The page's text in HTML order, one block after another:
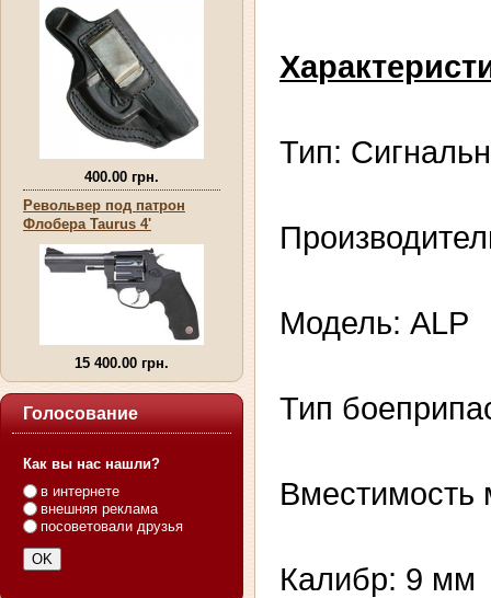
400.00 грн.
Револьвер под патрон
Флобера Taurus 4'
15 400.00 грн.
Голосование
Как вы нас нашли?
в интернете
внешняя реклама
посоветовали друзья
Тип:
Модель: ALP
Тип
Вместимость
Калибр: 9 мм